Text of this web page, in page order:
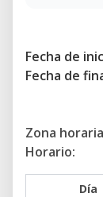
Acqua
Lievito
Sale
Fecha de
Fecha de
Zona
Horario:
Día